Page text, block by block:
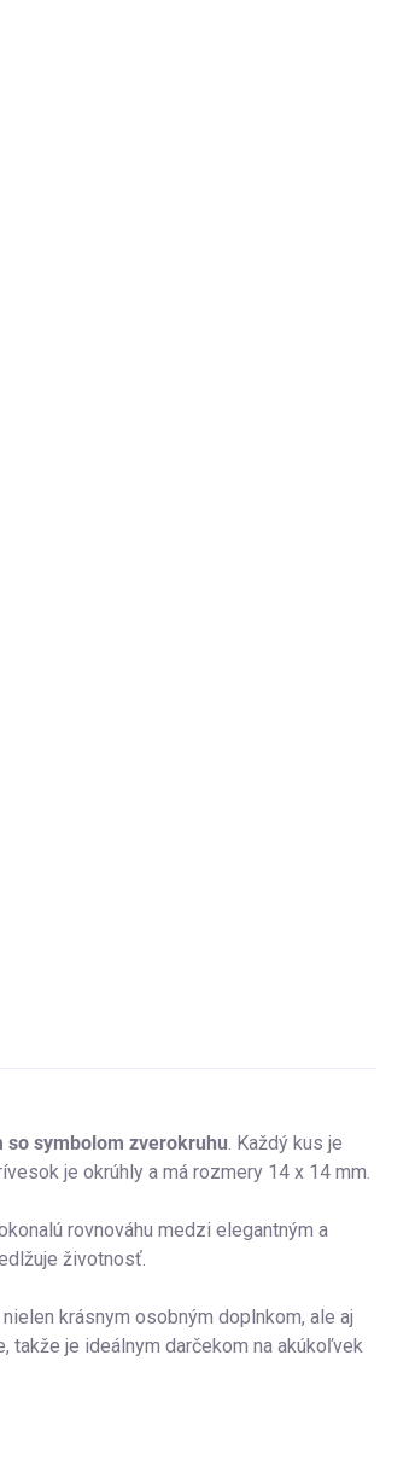
symbolom zverokruhu. Každý kus je
je okrúhly a má rozmery 14 x 14 mm.
rovnováhu medzi elegantným a
životnosť.
krásnym osobným doplnkom, ale aj
takže je ideálnym darčekom na akúkoľvek